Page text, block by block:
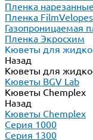
Пленка
Пленка
Газопроницаемая
Пленка Экросхим
Кюветы для
Назад
Кюветы для
Кюветы BGV Lab
Кюветы Chemplex
Назад
Кюветы Chemplex
Серия 1000
Серия 1300